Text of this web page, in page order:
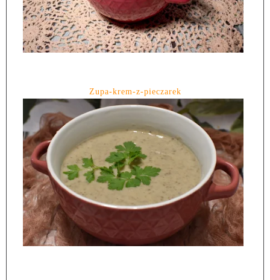
Zupa-krem-z-pieczarek